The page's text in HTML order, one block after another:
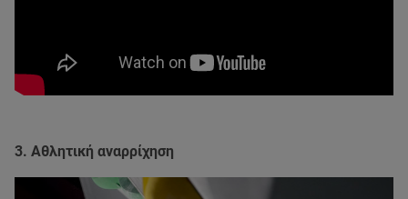
3. Αθλητική αναρρίχηση